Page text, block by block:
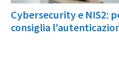
Cybersecurity e NIS2:
consiglia